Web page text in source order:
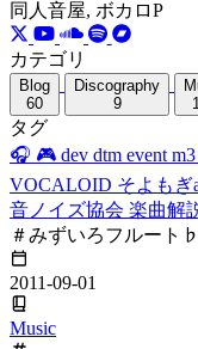
同人音屋, ボカロP
カテゴリ
Blog
60
Discography
9
タグ
🎧 🎮 dev dtm event m3
VOCALOID そよもぎ
音ノイズ協会 楽曲解
＃みずいろフルート♭
2011-09-01
Music